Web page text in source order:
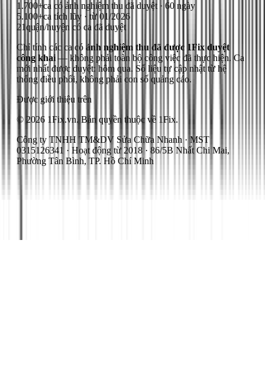
1.700+ca có ảnh nghiệm thu đã duyệt · 60 ngày
5.100+ca tích lũy · từ 01/2026
21quận/huyện có ca đã duyệt
Chỉ tính các ca có ảnh nghiệm thu đã được 1Fix duyệt
công khai — không phải toàn bộ công việc đã thực hiện. Ca
mới nhất được duyệt: hôm qua. Số liệu tự cập nhật từ hệ
thống điều phối, không phải con số quảng cáo.
Được giới thiệu trên
© 2026 1Fix.vn. Bản quyền thuộc về 1Fix.
Công ty TNHH TM&DV Sửa Chữa Nhanh · MST
0315126341 · Hoạt động từ 2018 · 86/5B Nhất Chi Mai,
Phường Tân Bình, TP. Hồ Chí Minh